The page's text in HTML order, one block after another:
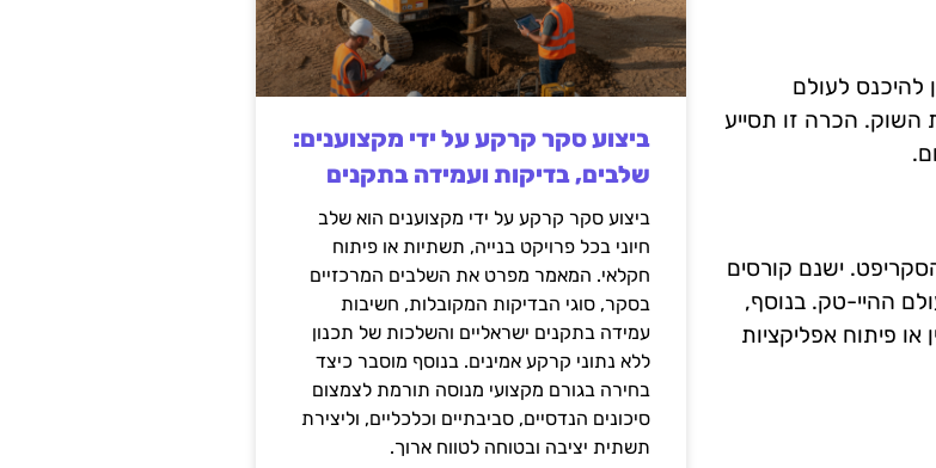
להיכנס לעולם
השוק. הכרה זו תסייע
ישנם קורסים
ההיי-טק. בנוסף,
או פיתוח אפליקציות
ביצוע סקר קרקע על ידי מקצוענים:
שלבים, בדיקות ועמידה בתקנים
ביצוע סקר קרקע על ידי מקצוענים הוא שלב
חיוני בכל פרויקט בנייה, תשתיות או פיתוח
חקלאי. המאמר מפרט את השלבים המרכזיים
בסקר, סוגי הבדיקות המקובלות, חשיבות
עמידה בתקנים ישראליים והשלכות של תכנון
ללא נתוני קרקע אמינים. בנוסף מוסבר כיצד
בחירה בגורם מקצועי מנוסה תורמת לצמצום
סיכונים הנדסיים, סביבתיים וכלכליים, וליצירת
תשתית יציבה ובטוחה לטווח ארוך.